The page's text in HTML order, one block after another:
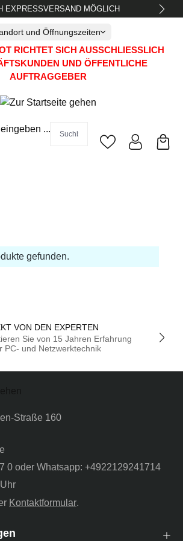
EXPRESSVERSAND MÖGLICH
und Öffnungszeiten
RICHTET SICH AUSSCHLIESSLICH A
UND ÖFFENTLICHE A
UFTRAGGEBER
...
gefunden.
VON DEN EXPERTEN
Sie von 15 Jahren Erfahrung
PC- und Netzwerktechnik
Straße 160
0 oder Whatsapp: +4922129241714
Kontaktformular.